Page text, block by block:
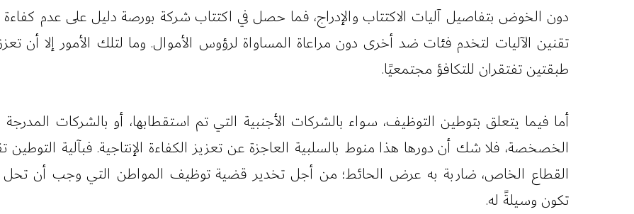
دون الخوض بتفاصيل آليات الاكتتاب والإدراج، فما حصل في اكتتاب شركة بورصة دليل على عدم كفاءة
تقنين الآليات لتخدم فئات ضد أخرى دون مراعاة المساواة لرؤوس الأموال. وما لتلك الأمور إلا أن
طبقتين تفتقران للتكافؤ مجتمعيًا.
أما فيما يتعلق بتوطين التوظيف، سواء بالشركات الأجنبية التي تم استقطابها، أو بالشركات
الخصخصة، فلا شك أن دورها هذا منوط بالسلبية العاجزة عن تعزيز الكفاءة الإنتاجية. فبآلية
القطاع الخاص، ضاربة به عرض الحائط؛ من أجل تخدير قضية توظيف المواطن التي وجب أن تحل
تكون وسيلةً له.